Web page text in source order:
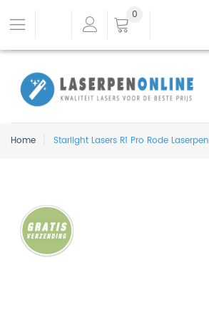
0
Home Starlight Lasers R1 Pro Rode Laserpen